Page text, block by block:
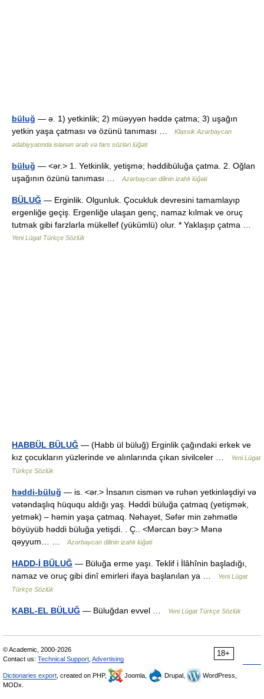
büluğ — ə. 1) yetkinlik; 2) müəyyən həddə çatma; 3) uşağın
yetkin yaşa çatması və özünü tanıması …
Klassik Azərbaycan
ədəbiyyatında islənən ərəb və fars sözləri lüğəti
büluğ — <ər.> 1. Yetkinlik, yetişmə; həddibüluğa çatma. 2. Oğlan
uşağının özünü tanıması …
Azərbaycan dilinin izahlı lüğəti
BÜLUĞ — Erginlik. Olgunluk. Çocukluk devresini tamamlayıp
ergenliğe geçiş. Ergenliğe ulaşan genç, namaz kılmak ve oruç
tutmak gibi farzlarla mükellef (yükümlü) olur. * Yaklaşıp çatma …
Yeni Lügat Türkçe Sözlük
HABBÜL BÜLUĞ — (Habb ül büluğ) Erginlik çağındaki erkek ve
kız çocukların yüzlerinde ve alınlarında çıkan sivilceler …
Yeni Lügat
Türkçe Sözlük
həddi-büluğ — is. <ər.> İnsanın cismən və ruhən yetkinləşdiyi və
vətəndaşlıq hüququ aldığı yaş. Həddi büluğa çatmaq (yetişmək,
yetmək) – həmin yaşa çatmaq. Nəhayət, Səfər min zəhmətlə
böyüyüb həddi büluğa yetişdi. . Ç.. <Mərcan bəy:> Mənə
qəyyum… …
Azərbaycan dilinin izahlı lüğəti
HADD-İ BÜLUĞ — Büluğa erme yaşı. Teklif i İlâhînin başladığı,
namaz ve oruç gibi dinî emirleri ifaya başlanılan ya …
Yeni Lügat
Türkçe Sözlük
KABL-EL BÜLUĞ — Büluğdan evvel … Yeni Lügat Türkçe Sözlük
18+
© Academic, 2000-2026
Contact us: Technical Support Advertising
Dictionaries export , created on PHP, Joomla, Drupal,
WordPress,
MODx.